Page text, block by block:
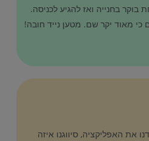
את האפליקציה, סיווגנו איזה
בוקר בחנייה ואז להגיע לכניסה.
כי מאוד יקר שם. מטען נייד חובה!